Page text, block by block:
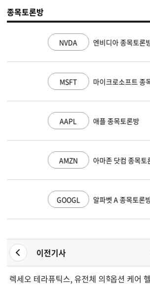
종목토론방
엔비디아 종목토론방
마이크로소프트 종목토론방
애플 종목토론방
아마존 닷컴 종목토론방
알파벳 A 종목토론방
이전기사
렉세오 테라퓨틱스, 유전체 의학 전문가 이
옵션 케어